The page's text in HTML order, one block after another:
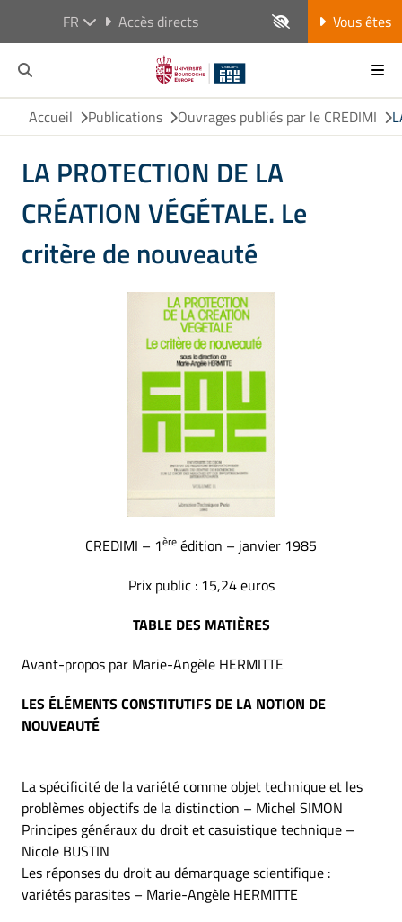
FR Accès directs Vous êtes
Accueil Publications Ouvrages publiés par le CREDIMI
LA PROTECTION DE LA
CRÉATION VÉGÉTALE. Le
critère de nouveauté
CREDIMI – 1ère édition – janvier 1985
Prix public : 15,24 euros
TABLE DES MATIÈRES
Avant-propos par Marie-Angèle HERMITTE
LES ÉLÉMENTS CONSTITUTIFS DE LA NOTION DE
NOUVEAUTÉ
La spécificité de la variété comme objet technique et les
problèmes objectifs de la distinction – Michel SIMON
Principes généraux du droit et casuistique technique –
Nicole BUSTIN
Les réponses du droit au démarquage scientifique :
variétés parasites – Marie-Angèle HERMITTE